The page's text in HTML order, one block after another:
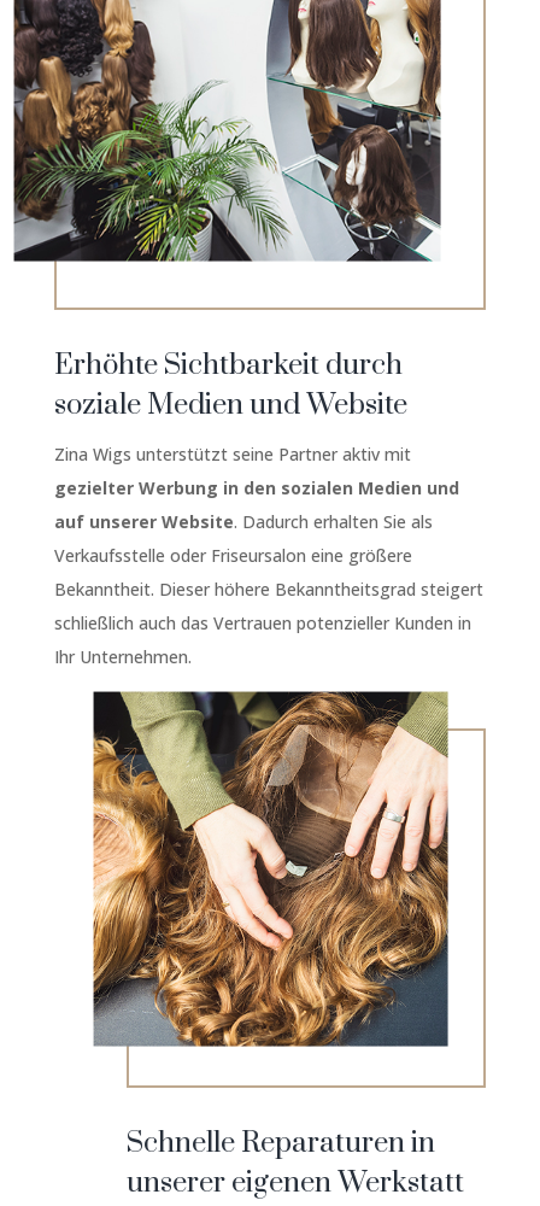
Erhöhte Sichtbarkeit durch
soziale Medien und Website
Zina Wigs unterstützt seine Partner aktiv mit
gezielter Werbung in den sozialen Medien und
auf unserer Website. Dadurch erhalten Sie als
Verkaufsstelle oder Friseursalon eine größere
Bekanntheit. Dieser höhere Bekanntheitsgrad steigert
schließlich auch das Vertrauen potenzieller Kunden in
Ihr Unternehmen.
Schnelle Reparaturen in
unserer eigenen Werkstatt